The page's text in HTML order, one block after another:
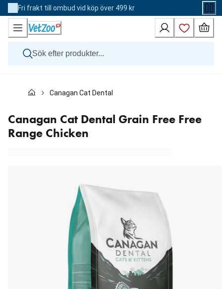
Skip
to
Content
Fri frakt till ombud vid köp över 499 kr
Katt
Veterinärfoder
Varumärken
Nyheter
Canagan Cat Dental Grain Free Free Range Chicken
Canagan Cat Dental Grain Free Free
Range Chicken